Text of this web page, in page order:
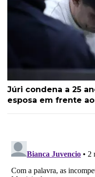
Júri condena a 25
esposa em frente